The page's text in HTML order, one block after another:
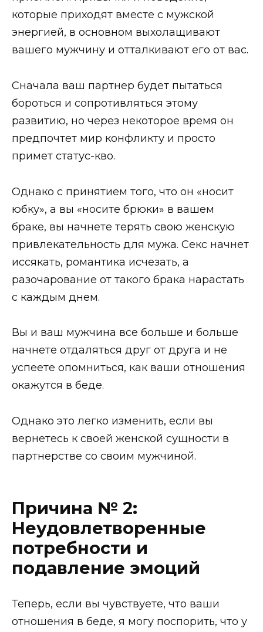
которые приходят вместе с мужской
энергией, в основном выхолащивают
вашего мужчину и отталкивают его от вас.
Сначала ваш партнер будет пытаться
бороться и сопротивляться этому
развитию, но через некоторое время он
предпочтет мир конфликту и просто
примет статус-кво.
Однако с принятием того, что он «носит
юбку», а вы «носите брюки» в вашем
браке, вы начнете терять свою женскую
привлекательность для мужа. Секс начнет
иссякать, романтика исчезать, а
разочарование от такого брака нарастать
с каждым днем.
Вы и ваш мужчина все больше и больше
начнете отдаляться друг от друга и не
успеете опомниться, как ваши отношения
окажутся в беде.
Однако это легко изменить, если вы
вернетесь к своей женской сущности в
партнерстве со своим мужчиной.
Причина № 2:
Неудовлетворенные
потребности и
подавление эмоций
Теперь, если вы чувствуете, что ваши
отношения в беде, я могу поспорить, что у